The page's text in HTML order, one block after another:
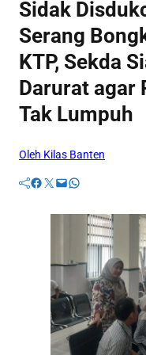
Sidak
Serang
KTP, Sekda
Darurat agar
Tak Lumpuh
Oleh Kilas Banten
Facebook Twitter Mail WhatsApp